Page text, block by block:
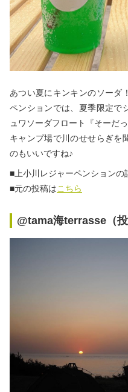
あつい夏にキンキンのソーダ
ペンションでは、夏季限定で
ュワソーダフロート『そーだ
キャンプ場で川のせせらぎを
のもいいですね♪
■上小川レジャーペンションの
■元の投稿はこちら
@tama海terrasse（